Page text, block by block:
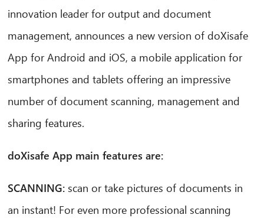
innovation leader for output and document
management, announces a new version of doXisafe
App for Android and iOS, a mobile application for
smartphones and tablets offering an impressive
number of document scanning, management and
sharing features.
doXisafe App main features are:
SCANNING: scan or take pictures of documents in
an instant! For even more professional scanning